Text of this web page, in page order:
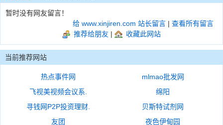
暂时没有网友留言！
给 www.xinjiren.com 站长留言 | 查看所有留言
推荐给朋友 | 收藏此网站
当前推荐网站
热点事件网
mlmao批发网
飞视美视频会议系.
绵阳
寻钱网P2P投资理财.
贝斯特试剂网
友团
夜色伊甸园